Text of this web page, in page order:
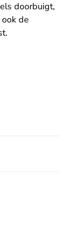
doorbuigt,
de
via X -
via
nieuwsbericht
dit